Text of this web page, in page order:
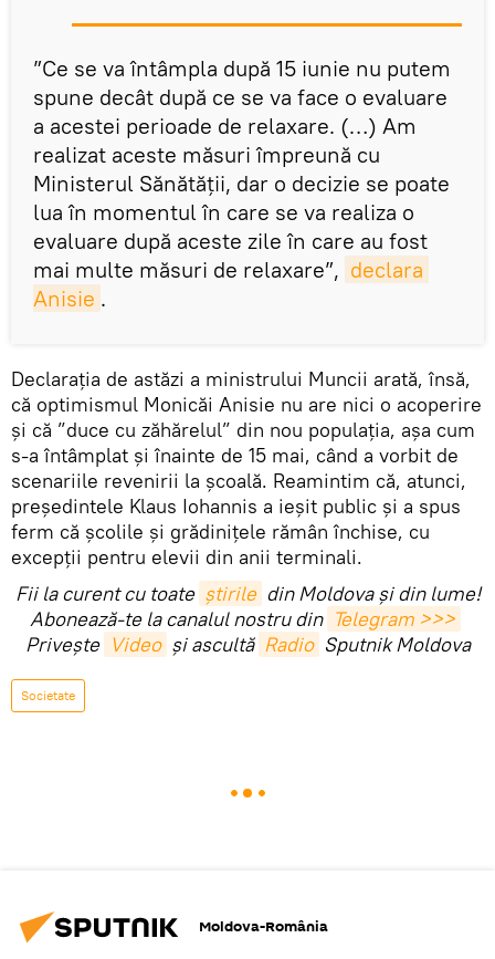
”Ce se va întâmpla după 15 iunie nu putem
spune decât după ce se va face o evaluare
a acestei perioade de relaxare. (…) Am
realizat aceste măsuri împreună cu
Ministerul Sănătății, dar o decizie se poate
lua în momentul în care se va realiza o
evaluare după aceste zile în care au fost
mai multe măsuri de relaxare”, declara
Anisie .
Declarația de astăzi a ministrului Muncii arată, însă,
că optimismul Monicăi Anisie nu are nici o acoperire
și că ”duce cu zăhărelul” din nou populația, așa cum
s-a întâmplat și înainte de 15 mai, când a vorbit de
scenariile revenirii la școală. Reamintim că, atunci,
președintele Klaus Iohannis a ieșit public și a spus
ferm că școlile și grădinițele rămân închise, cu
excepții pentru elevii din anii terminali.
Fii la curent cu toate știrile din Moldova și din lume!
Abonează-te la canalul nostru din Telegram >>>
Privește Video și ascultă Radio Sputnik Moldova
Societate
Moldova-România